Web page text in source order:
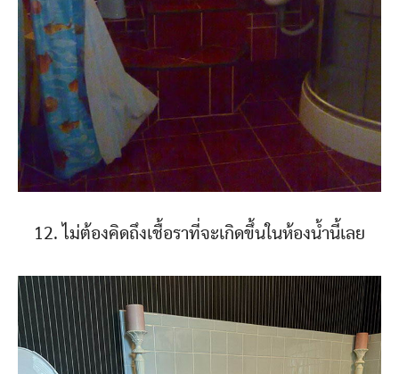
12. ไม่ต้องคิดถึงเชื้อราที่จะเกิดขึ้นในห้องน้ำนี้เลย